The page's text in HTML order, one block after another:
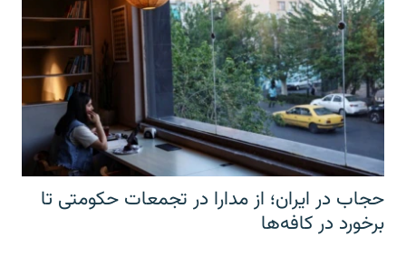
حجاب در ایران؛ از مدارا در تجمعات حکومتی تا
برخورد در کافه‌ها